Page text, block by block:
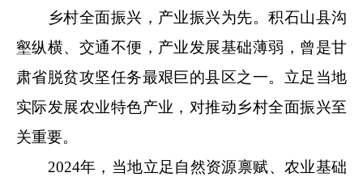
乡村全面振兴，产业振兴为先。积石山县沟
壑纵横、交通不便，产业发展基础薄弱，曾是甘
肃省脱贫攻坚任务最艰巨的县区之一。立足当地
实际发展农业特色产业，对推动乡村全面振兴至
关重要。
2024年，当地立足自然资源禀赋、农业基础